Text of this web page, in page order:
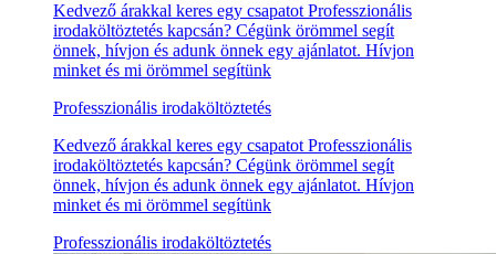
Kedvező árakkal keres egy csapatot Professzionális
irodaköltöztetés kapcsán? Cégünk örömmel segít
önnek, hívjon és adunk önnek egy ajánlatot. Hívjon
minket és mi örömmel segítünk
Professzionális irodaköltöztetés
Kedvező árakkal keres egy csapatot Professzionális
irodaköltöztetés kapcsán? Cégünk örömmel segít
önnek, hívjon és adunk önnek egy ajánlatot. Hívjon
minket és mi örömmel segítünk
Professzionális irodaköltöztetés